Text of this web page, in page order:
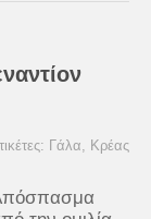
Γάλα, Κρέας